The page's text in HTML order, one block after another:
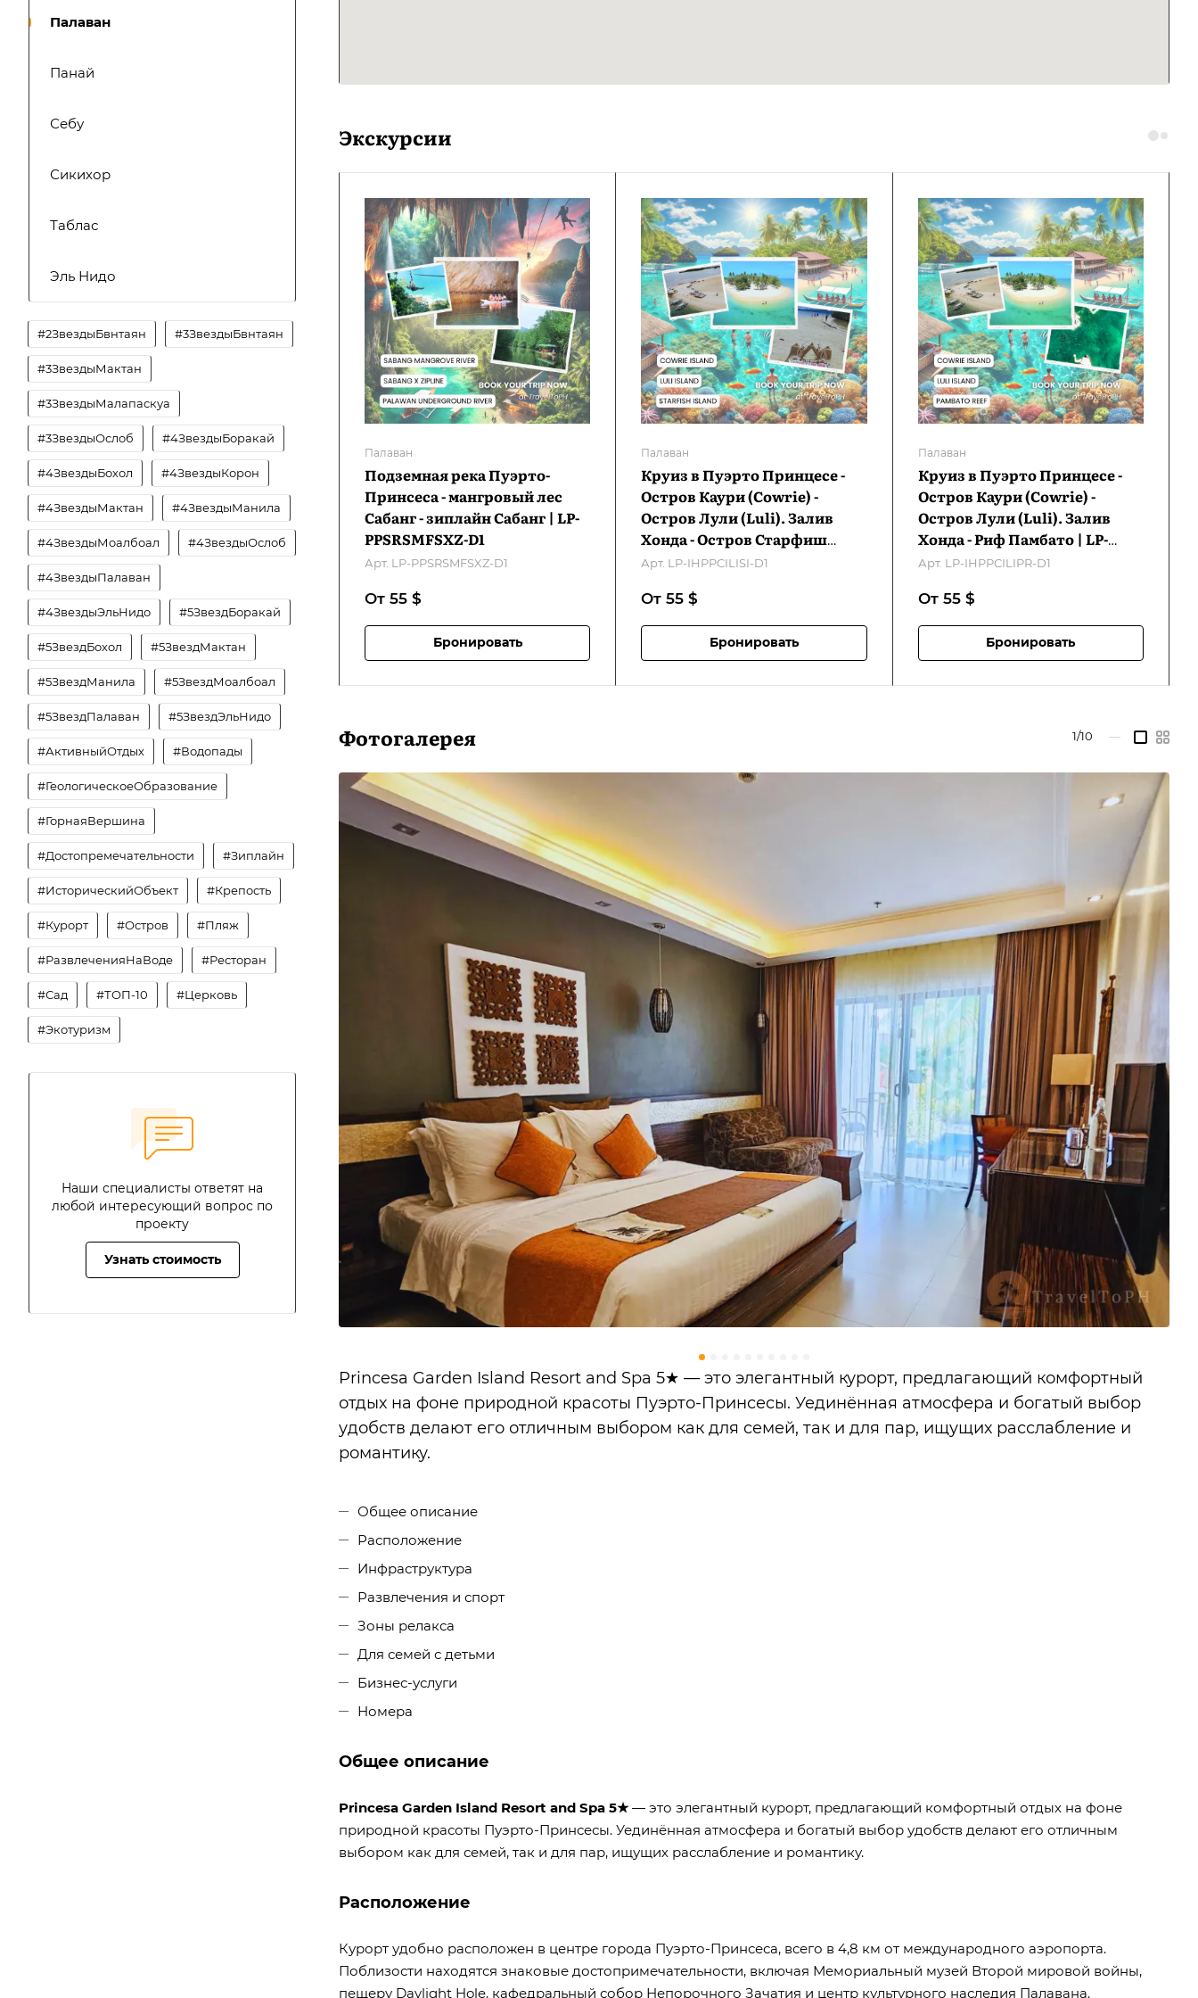
Экскурсии
Палаван
Подземная река Пуэрто-
Принсеса - мангровый лес
Сабанг - зиплайн Сабанг | LP-
PPSRSMFSXZ-D1
Арт. LP-PPSRSMFSXZ-D1
От 55 $
Бронировать
Палаван
Круиз в Пуэрто Принцесе -
Остров Каури (Cowrie) -
Остров Лули (Luli). Залив
Хонда - Остров Старфиш
(Starfish). Залив Хонда | LP-
Арт. LP-IHPPCILISI-D1
От 55$
Бронировать
Палаван
Круиз в Пуэрто Принцесе -
Остров Каури (Cowrie) -
Остров Лули (Luli). Залив
Хонда - Риф Памбато | LP-
IHPPCILIPR-D1
Арт. LP-IHPPCILIPR-D1
От 55 $
Бронировать
Фотогалерея 1/10 —
Princesa Garden Island Resort and Spa 5★ — это элегантный курорт, предлагающий комфортный
отдых на фоне природной красоты Пуэрто-Принсесы. Уединённая атмосфера и богатый выбор
удобств делают его отличным выбором как для семей, так и для пар, ищущих расслабление и
романтику.
Общее описание
Расположение
Инфраструктура
Развлечения и спорт
Зоны релакса
Для семей с детьми
Бизнес-услуги
Номера
Общее описание
Princesa Garden Island Resort and Spa 5★— это элегантный курорт, предлагающий комфортный отдых на фоне
природной красоты Пуэрто-Принсесы. Уединённая атмосфера и богатый выбор удобств делают его отличным
выбором как для семей, так и для пар, ищущих расслабление и романтику.
Расположение
Курорт удобно расположен в центре города Пуэрто-Принсеса, всего в 4,8 км от международного аэропорта.
Поблизости находятся знаковые достопримечательности, включая Мемориальный музей Второй мировой войны,
пещеру Daylight Hole, кафедральный собор Непорочного Зачатия и центр культурного наследия Палавана.
Палаван
Панай
Себу
Сикихор
Таблас
Эль Нидо
#2ЗвездыБвнтаян #3ЗвездыБвнтаян
#3ЗвездыМактан
#3ЗвездыМалапаскуа
#3ЗвездыОслоб #4ЗвездыБоракай
#4ЗвездыБохол #4ЗвездыКорон
#4ЗвездыМактан #4ЗвездыМанила
#4ЗвездыМоалбоал #4ЗвездыОслоб
#4ЗвездыПалаван
#4ЗвездыЭльНидо #5ЗвездБоракай
#5ЗвездБохол #5ЗвездМактан
#5ЗвездМанила #5ЗвездМоалбоал
#5ЗвездПалаван #5ЗвездЭльНидо
#АктивныйОтдых #Водопады
#ГеологическоеОбразование
#ГорнаяВершина
#Достопремечательности #Зиплайн
#ИсторическийОбъект #Крепость
#Курорт #Остров #Пляж
#РазвлеченияНаВоде #Ресторан
#Сад #ТОП-10 #Церковь
#Экотуризм
Наши специалисты ответят на
любой интересующий вопрос по
проекту
Узнать стоимость